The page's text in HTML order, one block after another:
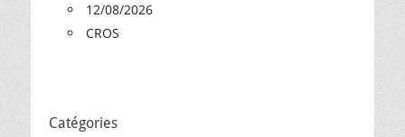
12/08/2026
CROS
Catégories